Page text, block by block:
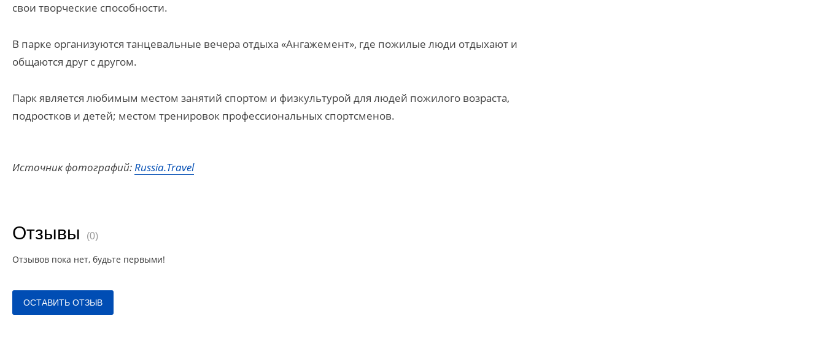
свои творческие способности.
В парке организуются танцевальные вечера отдыха «Ангажемент», где пожилые люди отдыхают и
общаются друг с другом.
Парк является любимым местом занятий спортом и физкультурой для людей пожилого возраста,
подростков и детей; местом тренировок профессиональных спортсменов.
Источник фотографий:Russia.Travel
Отзывы (0)
Отзывов пока нет, будьте первыми!
ОСТАВИТЬ ОТЗЫВ